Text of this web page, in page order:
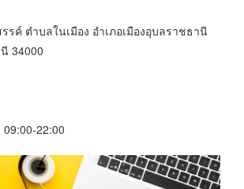
รค์ ตำบลในเมือง อำเภอเมืองอุบลราชธานี
34000
22:00